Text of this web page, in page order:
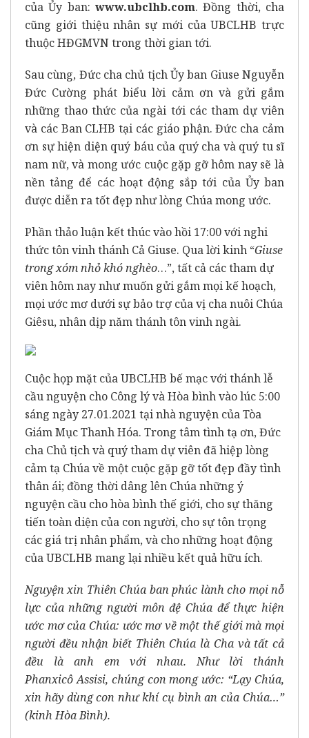
của Ủy ban: www.ubclhb.com. Đồng thời, cha
cũng giới thiệu nhân sự mới của UBCLHB trực
thuộc HĐGMVN trong thời gian tới.
Sau cùng, Đức cha chủ tịch Ủy ban Giuse Nguyễn
Đức Cường phát biểu lời cảm ơn và gửi gắm
những thao thức của ngài tới các tham dự viên
và các Ban CLHB tại các giáo phận. Đức cha cảm
ơn sự hiện diện quý báu của quý cha và quý tu sĩ
nam nữ, và mong ước cuộc gặp gỡ hôm nay sẽ là
nền tảng để các hoạt động sắp tới của Ủy ban
được diễn ra tốt đẹp như lòng Chúa mong ước.
Phần thảo luận kết thúc vào hồi 17:00 với nghi
thức tôn vinh thánh Cả Giuse. Qua lời kinh “Giuse
trong xóm nhỏ khó nghèo…”, tất cả các tham dự
viên hôm nay như muốn gửi gắm mọi kế hoạch,
mọi ước mơ dưới sự bảo trợ của vị cha nuôi Chúa
Giêsu, nhân dịp năm thánh tôn vinh ngài.
Cuộc họp mặt của UBCLHB bế mạc với thánh lễ
cầu nguyện cho Công lý và Hòa bình vào lúc 5:00
sáng ngày 27.01.2021 tại nhà nguyện của Tòa
Giám Mục Thanh Hóa. Trong tâm tình tạ ơn, Đức
cha Chủ tịch và quý tham dự viên đã hiệp lòng
cảm tạ Chúa về một cuộc gặp gỡ tốt đẹp đầy tình
thân ái; đồng thời dâng lên Chúa những ý
nguyện cầu cho hòa bình thế giới, cho sự thăng
tiến toàn diện của con người, cho sự tôn trọng
các giá trị nhân phẩm, và cho những hoạt động
của UBCLHB mang lại nhiều kết quả hữu ích.
Nguyện xin Thiên Chúa ban phúc lành cho mọi nỗ
lực của những người môn đệ Chúa để thực hiện
ước mơ của Chúa: ước mơ về một thế giới mà mọi
người đều nhận biết Thiên Chúa là Cha và tất cả
đều là anh em với nhau. Như lời thánh
PhanxicôAssisi, chúng con mong ước: “Lạy Chúa,
xin hãy dùng con như khí cụ bình an của Chúa…”
(kinh Hòa Bình).